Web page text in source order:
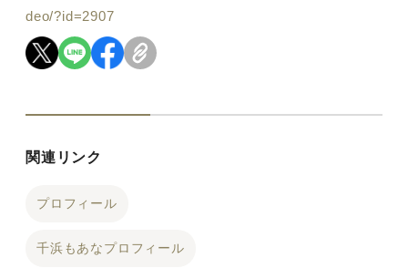
deo/?id=2907
関連リンク
プロフィール
千浜もあなプロフィール